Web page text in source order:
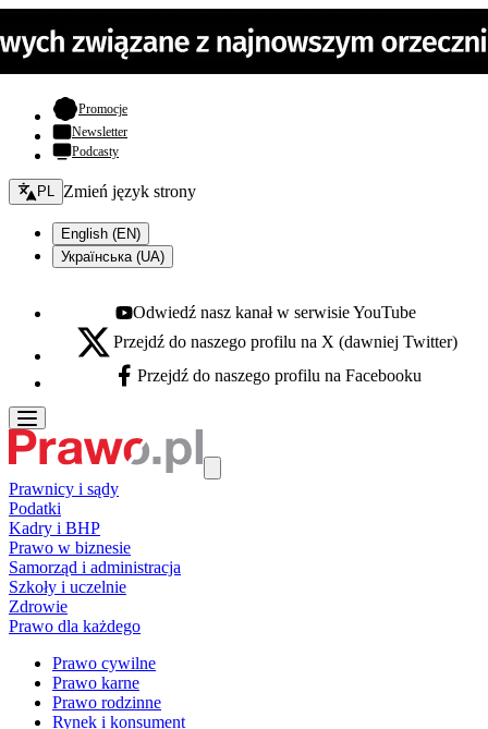
Promocje- otwiera się w nowej karcie
Newsletter
Podcasty
Zmień język - bieżący:
PL Zmień język strony
English (EN)
Українська (UA)
Youtube - otwiera się w nowej karcie
Odwiedź nasz kanał w serwisie YouTube
X - otwiera się w nowej karcie
Przejdź do naszego profilu na X (dawniej Twitter)
Facebook - otwiera się w nowej karcie
Przejdź do naszego profilu na Facebooku
Prawnicy i sądy
Podatki
Kadry i BHP
Prawo w biznesie
Samorząd i administracja
Szkoły i uczelnie
Zdrowie
Prawo dla każdego
Prawo cywilne
Prawo karne
Prawo rodzinne
Rynek i konsument